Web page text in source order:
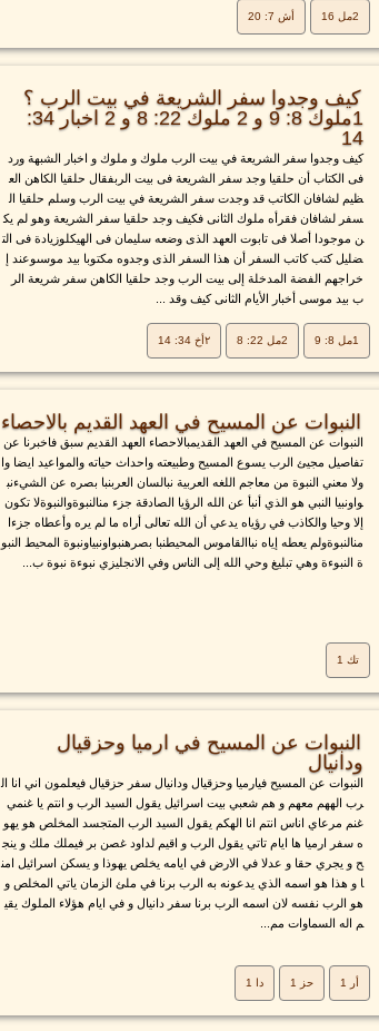
2مل 16 أش 7: 20
كيف وجدوا سفر الشريعة في بيت الرب ؟
1ملوك 8: 9 و 2 ملوك 22: 8 و 2 اخبار 34:
14
كيف وجدوا سفر الشريعة في بيت الرب ملوك و ملوك و اخبار الشبهة ورد
فى الكتاب أن حلقيا وجد سفر الشريعة فى بيت الربفقال حلقيا الكاهن الع
ظيم لشافان الكاتب قد وجدت سفر الشريعة في بيت الرب وسلم حلقيا ال
سفر لشافان فقرأه ملوك الثانى فكيف وجد حلقيا سفر الشريعة وهو لم يك
ن موجودا أصلا فى تابوت العهد الذى وضعه سليمان فى الهيكلوزيادة فى الت
ضليل كتب كاتب السفر أن هذا السفر الذى وجدوه مكتوبا بيد موسىوعند إ
خراجهم الفضة المدخلة إلى بيت الرب وجد حلقيا الكاهن سفر شريعة الر
ب بيد موسى أخبار الأيام الثانى كيف وقد ...
1مل 8: 9 2مل 22: 8 ٢أخ 34: 14
النبوات عن المسيح في العهد القديم بالاحصاء
النبوات عن المسيح في العهد القديمبالاحصاء العهد القديم سبق فاخبرنا عن
تفاصيل مجيئ الرب يسوع المسيح وطبيعته واحداث حياته والمواعيد ايضا وا
ولا معني النبوة من معاجم اللغه العربية نبالسان العربنبا بصره عن الشيءنب
واونبيا النبي هو الذي أنبأ عن الله الرؤيا الصادقة جزء منالنبوةوالنبوةلا تكون
إلا وحيا والكاذب في رؤياه يدعي أن الله تعالى أراه ما لم يره وأعطاه جزءا
منالنبوةولم يعطه إياه نباالقاموس المحيطنبا بصرهنبواونبياونبوة المحيط النبو
ة النبوءة وهي تبليغ وحي الله إلى الناس وفي الانجليزي نبوءة نبوة ب...
تك 1
النبوات عن المسيح في ارميا وحزقيال
ودانيال
النبوات عن المسيح فيارميا وحزقيال ودانيال سفر حزقيال فيعلمون اني انا ال
رب الههم معهم و هم شعبي بيت اسرائيل يقول السيد الرب و انتم يا غنمي
غنم مرعاي اناس انتم انا الهكم يقول السيد الرب المتجسد المخلص هو يهو
ه سفر ارميا ها ايام تاتي يقول الرب و اقيم لداود غصن بر فيملك ملك و ينج
ح و يجري حقا و عدلا في الارض في ايامه يخلص يهوذا و يسكن اسرائيل امن
ا و هذا هو اسمه الذي يدعونه به الرب برنا في ملئ الزمان ياتي المخلص و
هو الرب نفسه لان اسمه الرب برنا سفر دانيال و في ايام هؤلاء الملوك يقي
م اله السماوات مم...
أر 1 حز 1 دا 1